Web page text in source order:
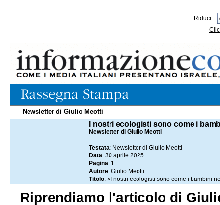
Riduci
Newsletter di Giulio Meotti
I nostri ecologisti sono come i
Newsletter di Giulio Meotti
Testata: Newsletter di Giulio Meotti
Data: 30 aprile 2025
Pagina: 1
Autore: Giulio Meotti
Titolo: «I nostri ecologisti sono come i bambini
Riprendiamo l'articolo di